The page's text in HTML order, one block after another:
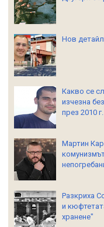
Нов
Какво се
изчезна
през 2010 г.
Мартин
Разкриха
и
хранене"